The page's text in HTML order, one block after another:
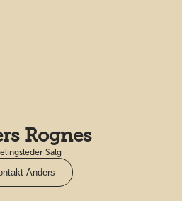
Rognes
Salg
Anders